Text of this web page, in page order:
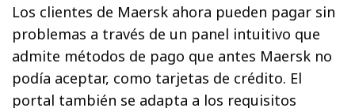
Los clientes de Maersk ahora pueden pagar sin
problemas a través de un panel intuitivo que
admite métodos de pago que antes Maersk no
podía aceptar, como tarjetas de crédito. El
portal también se adapta a los requisitos